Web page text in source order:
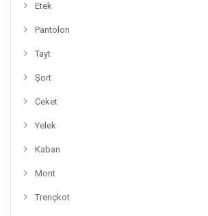
Etek
Pantolon
Tayt
Şort
Ceket
Yelek
Kaban
Mont
Trençkot